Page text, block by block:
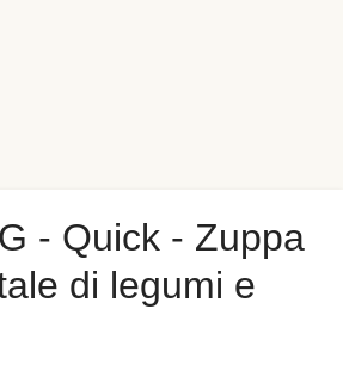
- Quick - Zuppa
di legumi e